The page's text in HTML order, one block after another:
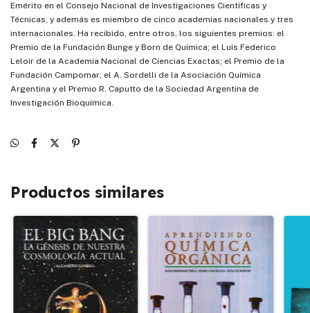
Emérito en el Consejo Nacional de Investigaciones Científicas y
Técnicas, y además es miembro de cinco academias nacionales y tres
internacionales. Ha recibido, entre otros, los siguientes premios: el
Premio de la Fundación Bunge y Born de Química; el Luis Federico
Leloir de la Academia Nacional de Ciencias Exactas; el Premio de la
Fundación Campomar; el A. Sordelli de la Asociación Química
Argentina y el Premio R. Caputto de la Sociedad Argentina de
Investigación Bioquímica.
Productos similares